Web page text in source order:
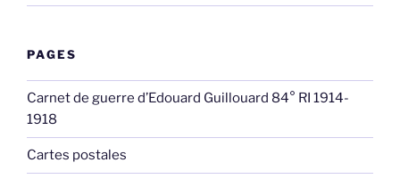
PAGES
Carnet de guerre d’Edouard Guillouard 84° RI 1914-
1918
Cartes postales